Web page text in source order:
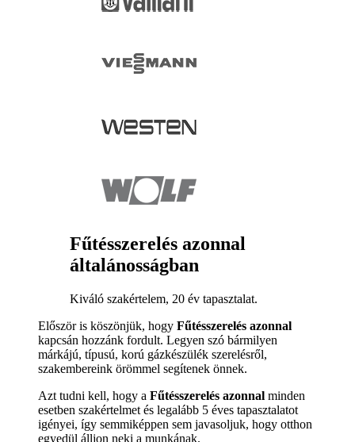
Fűtésszerelés azonnal
általánosságban
Kiváló szakértelem, 20 év tapasztalat.
Először is köszönjük, hogy Fűtésszerelés azonnal
kapcsán hozzánk fordult. Legyen szó bármilyen
márkájú, típusú, korú gázkészülék szerelésről,
szakembereink örömmel segítenek önnek.
Azt tudni kell, hogy a Fűtésszerelés azonnal minden
esetben szakértelmet és legalább 5 éves tapasztalatot
igényei, így semmiképpen sem javasoljuk, hogy otthon
egyedül álljon neki a munkának.